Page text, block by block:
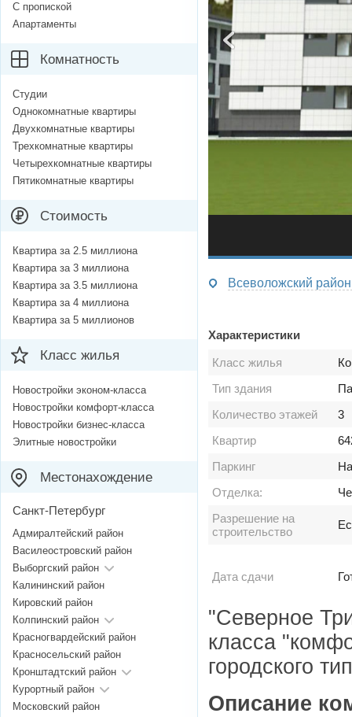
Всеволожский
Характеристики
Класс жилья
Тип здания
Количество этажей
3
Квартир
Паркинг
Отделка:
Разрешение на
строительство
Дата сдачи
"Северное
класса
городского
Описание
С пропиской
Апартаменты
Комнатность
Студии
Однокомнатные квартиры
Двухкомнатные квартиры
Трехкомнатные квартиры
Четырехкомнатные квартиры
Пятикомнатные квартиры
Стоимость
Квартира за 2.5 миллиона
Квартира за 3 миллиона
Квартира за 3.5 миллиона
Квартира за 4 миллиона
Квартира за 5 миллионов
Класс жилья
Новостройки эконом-класса
Новостройки комфорт-класса
Новостройки бизнес-класса
Элитные новостройки
Местонахождение
Санкт-Петербург
Адмиралтейский район
Василеостровский район
Выборгский район
Калининский район
Кировский район
Колпинский район
Красногвардейский район
Красносельский район
Кронштадтский район
Курортный район
Московский район